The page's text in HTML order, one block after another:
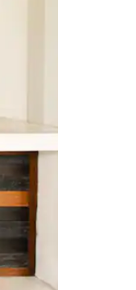
desliza el dedo.